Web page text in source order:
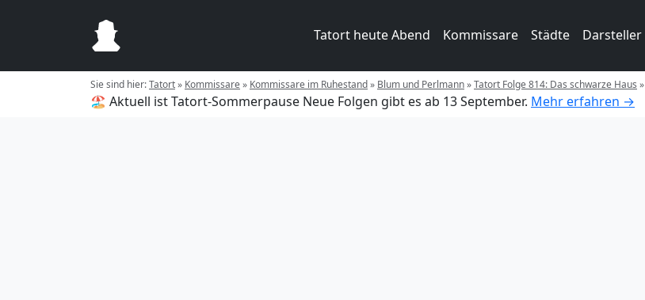
Tatort heute Abend Kommissare Städte Darsteller
Sie sind hier:Tatort» Kommissare» Kommissare im Ruhestand» Blum und Perlmann»Tatort Folge 814: Das schwarze Haus »
🏖️ Aktuell ist Tatort-Sommerpause Neue Folgen gibt es ab 13 September. Mehr erfahren →